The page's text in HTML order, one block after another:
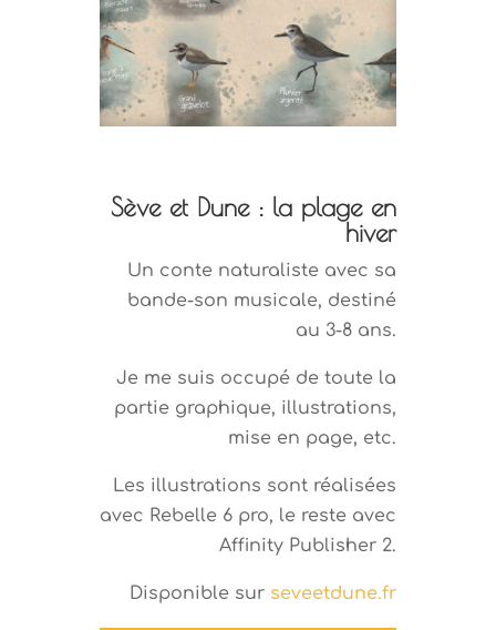
Sève et Dune : la plage en
hiver
Un conte naturaliste avec sa
bande-son musicale, destiné
au 3-8 ans.
Je me suis occupé de toute la
partie graphique, illustrations,
mise en page, etc.
Les illustrations sont réalisées
avec Rebelle 6 pro, le reste avec
Affinity Publisher 2.
Disponible sur seveetdune.fr